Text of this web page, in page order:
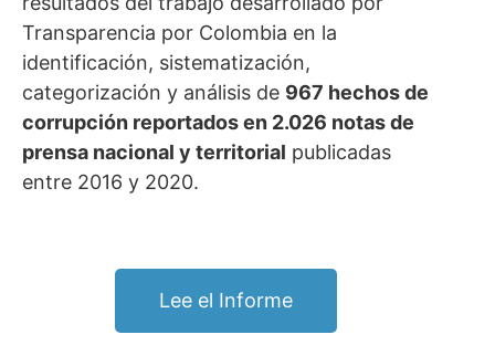
Transparencia por Colombia en la
identificación, sistematización,
categorización y análisis de 967 hechos de
corrupción reportados en 2.026 notas de
prensa nacional y territorial publicadas
entre 2016 y 2020.
Lee el Informe